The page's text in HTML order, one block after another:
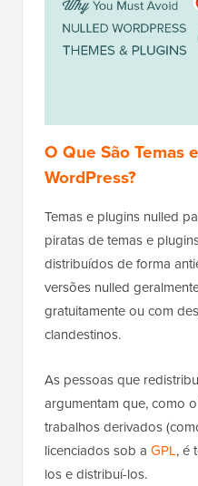
O Que São Temas
WordPress?
Temas e plugins nulled
piratas de temas e
distribuídos de forma
versões nulled
gratuitamente ou com
clandestinos.
As pessoas que
argumentam que, como
trabalhos derivados
licenciados sob a GPL, é
los e distribuí-los.